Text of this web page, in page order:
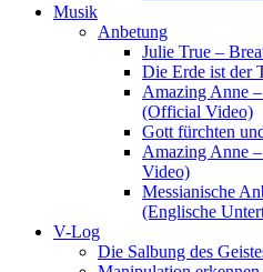
Musik
Anbetung
Julie True –
Die Erde ist der
Amazing Anne
(Official Video)
Gott fürchten
Amazing Anne
Video)
Messianische
(Englische
V-Log
Die Salbung des